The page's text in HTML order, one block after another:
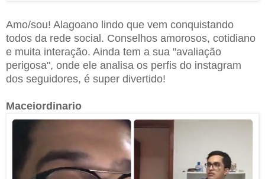
Amo/sou! Alagoano lindo que vem conquistando
todos da rede social. Conselhos amorosos, cotidiano
e muita interação. Ainda tem a sua "avaliação
perigosa", onde ele analisa os perfis do instagram
dos seguidores, é super divertido!
Maceiordinario